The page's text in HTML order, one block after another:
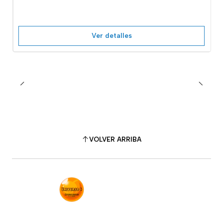
Ver detalles
VOLVER ARRIBA